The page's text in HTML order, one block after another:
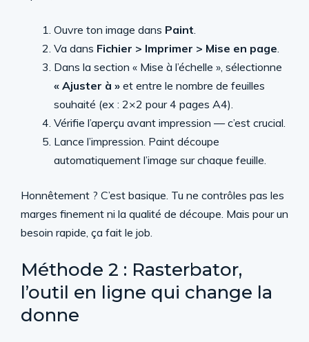
Ouvre ton image dans Paint.
Va dans Fichier > Imprimer > Mise en page.
Dans la section « Mise à l’échelle », sélectionne
« Ajuster à » et entre le nombre de feuilles
souhaité (ex : 2×2 pour 4 pages A4).
Vérifie l’aperçu avant impression — c’est crucial.
Lance l’impression. Paint découpe
automatiquement l’image sur chaque feuille.
Honnêtement ? C’est basique. Tu ne contrôles pas les
marges finement ni la qualité de découpe. Mais pour un
besoin rapide, ça fait le job.
Méthode 2 : Rasterbator,
l’outil en ligne qui change la
donne